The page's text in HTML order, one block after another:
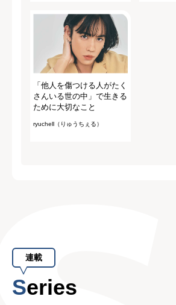
「他人を傷つける人がたく
さんいる世の中」で生きる
ために大切なこと
ryuchell（りゅうちぇる）
連載
Series